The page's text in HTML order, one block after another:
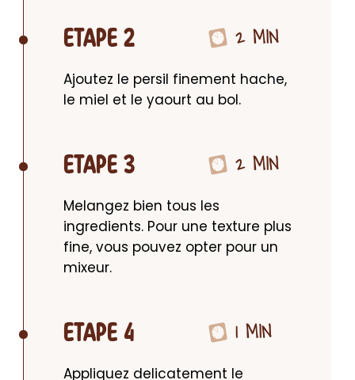
ETAPE 2 2 MIN
Ajoutez le persil finement hache,
le miel et le yaourt au bol.
ETAPE 3 2 MIN
Melangez bien tous les
ingredients. Pour une texture plus
fine, vous pouvez opter pour un
mixeur.
ETAPE 4 1 MIN
Appliquez delicatement le